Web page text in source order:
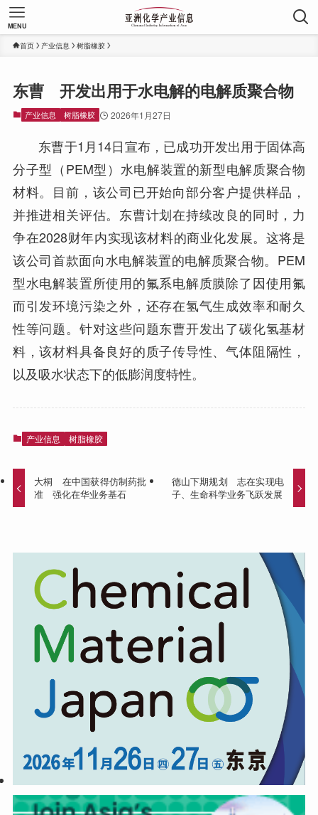
MENU
首页 产业信息 树脂橡胶
东曹 开发出用于水电解的电解质聚合物
产业信息 树脂橡胶 2026年1月27日
东曹于1月14日宣布，已成功开发出用于固体高
分子型（PEM型）水电解装置的新型电解质聚合物
材料。目前，该公司已开始向部分客户提供样品，
并推进相关评估。东曹计划在持续改良的同时，力
争在2028财年内实现该材料的商业化发展。这将是
该公司首款面向水电解装置的电解质聚合物。PEM
型水电解装置所使用的氟系电解质膜除了因使用氟
而引发环境污染之外，还存在氢气生成效率和耐久
性等问题。针对这些问题东曹开发出了碳化氢基材
料，该材料具备良好的质子传导性、气体阻隔性，
以及吸水状态下的低膨润度特性。
产业信息 树脂橡胶
大桐 在中国获得仿制药批
准 强化在华业务基石
德山下期规划 志在实现电
子、生命科学业务飞跃发展